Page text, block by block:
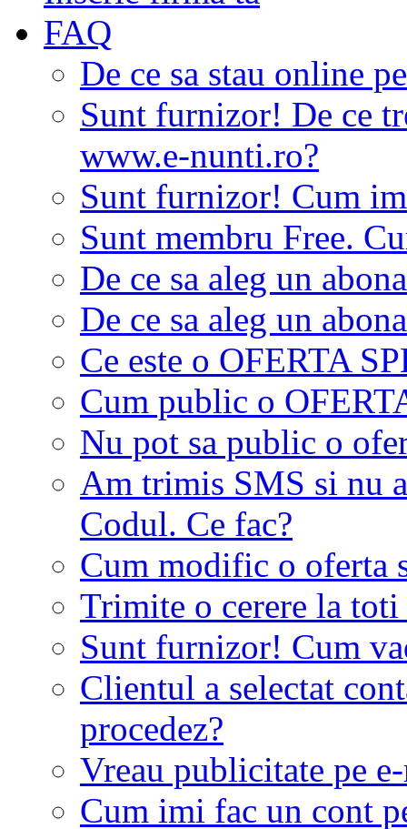
FAQ
De ce sa stau online
Sunt furnizor! De ce
www.e-nunti.ro?
Sunt furnizor! Cum
Sunt membru Free.
De ce sa aleg un
De ce sa aleg un
Ce este o OFERTA
Cum public o
Nu pot sa public o
Am trimis SMS si nu
Codul. Ce fac?
Cum modific o oferta
Trimite o cerere la
Sunt furnizor! Cum
Clientul a selectat
procedez?
Vreau publicitate pe
Cum imi fac un cont